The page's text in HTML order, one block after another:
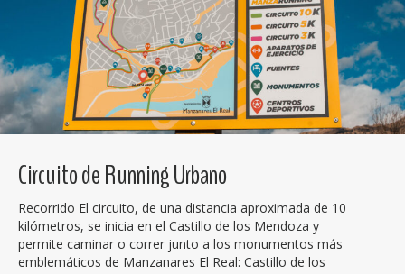
Circuito de Running Urbano
Recorrido El circuito, de una distancia aproximada de 10
kilómetros, se inicia en el Castillo de los Mendoza y
permite caminar o correr junto a los monumentos más
emblemáticos de Manzanares El Real: Castillo de los